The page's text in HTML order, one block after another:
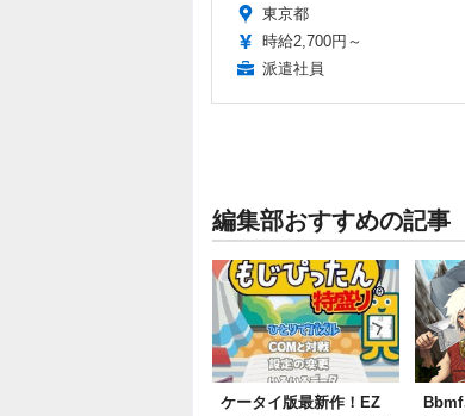
東京都
時給2,700円～
派遣社員
編集部おすすめの記事
ケータイ版最新作！EZ